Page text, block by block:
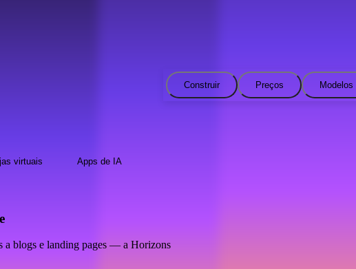
Construir Preços Modelos
virtuais Apps de IA
a blogs e landing pages — a Horizons